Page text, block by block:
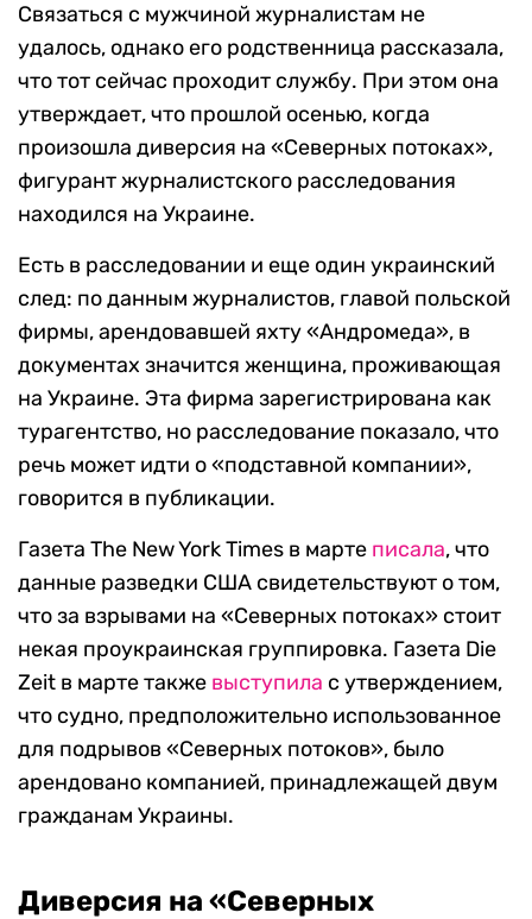
Связаться с мужчиной журналистам не
удалось, однако его родственница рассказала,
что тот сейчас проходит службу. При этом она
утверждает, что прошлой осенью, когда
произошла диверсия на «Северных потоках»,
фигурант журналистского расследования
находился на Украине.
Есть в расследовании и еще один украинский
след: по данным журналистов, главой польской
фирмы, арендовавшей яхту «Андромеда», в
документах значится женщина, проживающая
на Украине. Эта фирма зарегистрирована как
турагентство, но расследование показало, что
речь может идти о «подставной компании»,
говорится в публикации.
Газета The New York Times в марте писала, что
данные разведки США свидетельствуют о том,
что за взрывами на «Северных потоках» стоит
некая проукраинская группировка. Газета Die
Zeit в марте также выступила с утверждением,
что судно, предположительно использованное
для подрывов «Северных потоков», было
арендовано компанией, принадлежащей двум
гражданам Украины.
Диверсия на «Северных